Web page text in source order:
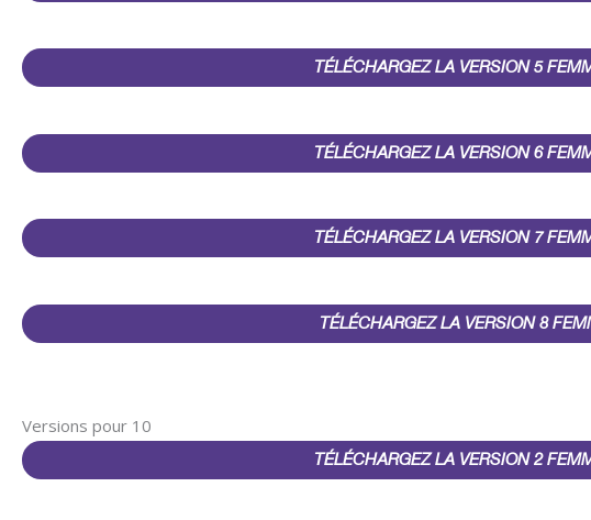
TÉLÉCHARGEZ LA VERSION 5
TÉLÉCHARGEZ LA VERSION 6
TÉLÉCHARGEZ LA VERSION 7
TÉLÉCHARGEZ LA VERSION 8
Versions pour 10
TÉLÉCHARGEZ LA VERSION 2